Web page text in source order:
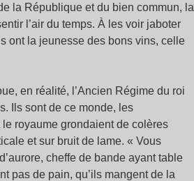
la République et du bien commun, la
l’air du temps. À les voir jaboter
ont la jeunesse des bons vins, celle
en réalité, l’Ancien Régime du roi
Ils sont de ce monde, les
royaume grondaient de colères
et sur bruit de lame. « Vous
cheffe de bande ayant table
pas de pain, qu’ils mangent de la